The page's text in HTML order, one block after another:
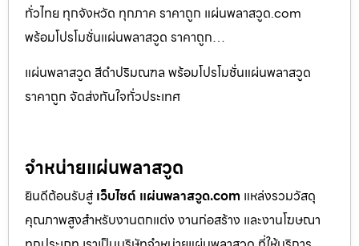
ทั่วไทย ทุกจังหวัด ทุกภาค ราคาถูก แผ่นพลาสวูด.com
พร้อมโปรโมชั่นแผ่นพลาสวูด ราคาถูก…
แผ่นพลาสวูด สีดำปริมณฑล พร้อมโปรโมชั่นแผ่นพลาสวูด
ราคาถูก จัดส่งทันใจทั่วประเทศ
จำหน่ายแผ่นพลาสวูด
ยินดีต้อนรับสู่ เว็บไซต์ แผ่นพลาสวูด.com แหล่งรวมวัสดุ
คุณภาพสูงสำหรับงานตกแต่ง งานก่อสร้าง และงานโฆษณา